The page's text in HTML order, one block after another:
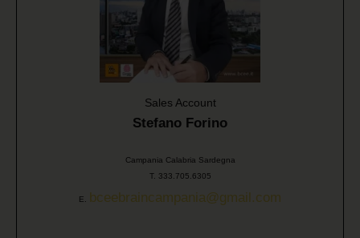
Sales Account
Stefano Forino
Campania Calabria Sardegna
T. 333.705.6305
E. bceebraincampania@gmail.com